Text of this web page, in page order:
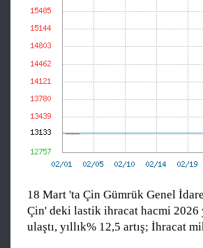
18 Mart 'ta Çin Gümrük Genel
Çin' deki lastik ihracat hacmi 2026
ulaştı, yıllık% 12,5 artış; İhracat